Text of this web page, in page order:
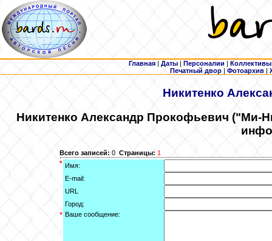
Главная | Даты | Персоналии | Коллективы
Печатный двор |Фотоархив |
Никитенко
Никитенко Александр Прокофьевич ("Ми-
Всего записей: 0 Страницы: 1
* Имя:
E-mail:
URL
Город:
* Ваше сообщение: